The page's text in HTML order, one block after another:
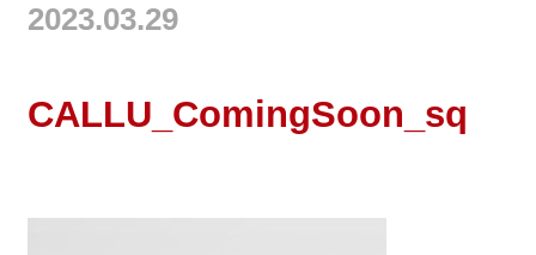
2023.03.29
CALLU_ComingSoon_sq